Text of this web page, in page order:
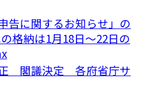
告に関するお知らせ」の
格納は1月18日～22日の
正 閣議決定 各府省庁サ